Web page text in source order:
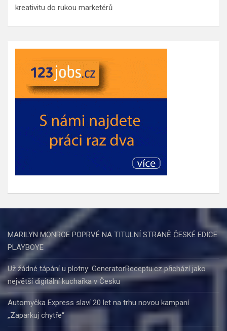
kreativitu do rukou marketérů
MARILYN MONROE POPRVÉ NA TITULNÍ STRANĚ ČESKÉ EDICE
PLAYBOYE
Už žádné tápání u plotny: GeneratorReceptu.cz přichází jako
největší digitální kuchařka v Česku
Automyčka Express slaví 20 let na trhu novou kampaní
„Zaparkuj chytře“